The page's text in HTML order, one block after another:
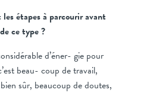
étapes à parcourir avant
ce type ?
d’éner- gie pour
beau- coup de travail,
sûr, beaucoup de doutes,